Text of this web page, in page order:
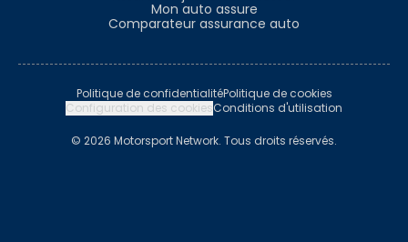
Mon auto assure
Comparateur assurance auto
Politique de confidentialitéPolitique de cookies
Configuration des cookiesConditions d'utilisation
© 2026 Motorsport Network. Tous droits réservés.